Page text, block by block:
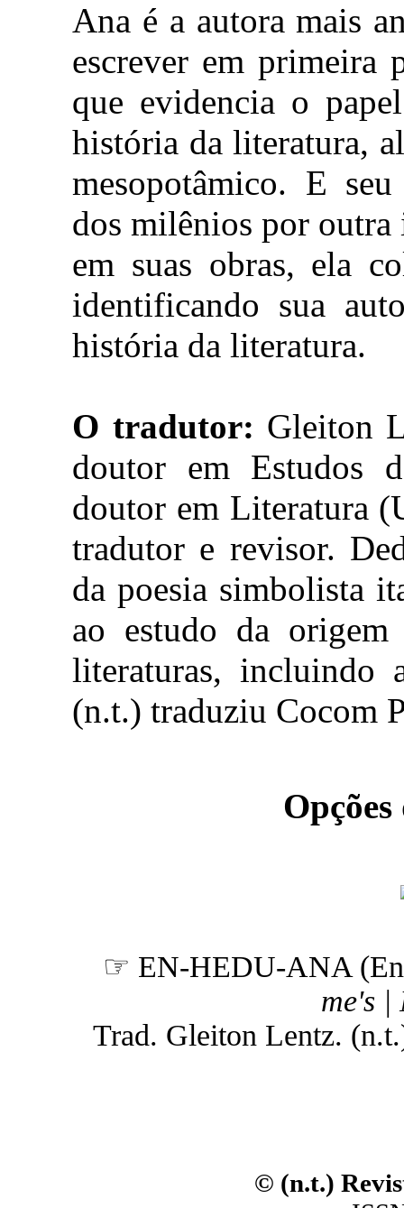
Ana é a autora mais
escrever em primeira
que evidencia o
história da literatura,
mesopotâmico. E
dos milênios por
em suas obras, ela
identificando sua
história da literatura.
O tradutor: Gleiton
doutor em Estudos
doutor em Literatura
tradutor e revisor.
da poesia simbolista
ao estudo da origem
literaturas, incluindo
(n.t.) traduziu Cocom
☞ EN-HEDU-ANA
me's |
Trad. Gleiton Lentz.
© (n.t.)